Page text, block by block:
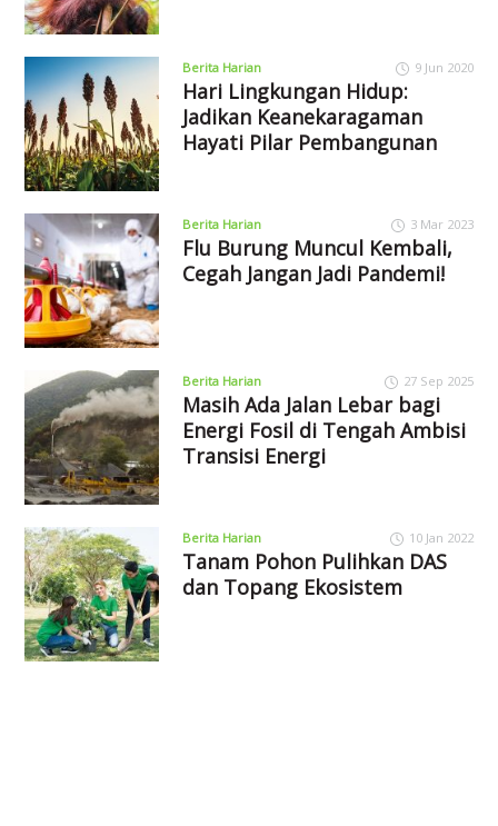
Berita Harian 9 Jun 2020
Hari Lingkungan Hidup:
Jadikan Keanekaragaman
Hayati Pilar Pembangunan
Berita Harian 3 Mar 2023
Flu Burung Muncul Kembali,
Cegah Jangan Jadi Pandemi!
Berita Harian 27 Sep 2025
Masih Ada Jalan Lebar bagi
Energi Fosil di Tengah Ambisi
Transisi Energi
Berita Harian 10 Jan 2022
Tanam Pohon Pulihkan DAS
dan Topang Ekosistem